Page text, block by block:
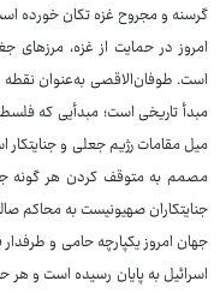
گرسنه و مجروح غزه تکان خورده
امروز در حمایت از غزه، مرزهای
است. طوفان‌الاقصی به‌عنوان
مبدأ تاریخی است؛ مبدأیی که
میل مقامات رژیم جعلی و جنایتکار
مصمم به متوقف کردن هر گونه
جنایتکاران صهیونیست به محاکم
جهان امروز یکپارچه حامی و
اسرائیل به پایان رسیده است و هر